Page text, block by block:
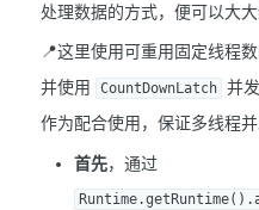
处理数据的方式，便可以大
📍这里使用可重用固定线程
并使用
CountDownLatch 并
作为配合使用，保证多线程
首先，通过